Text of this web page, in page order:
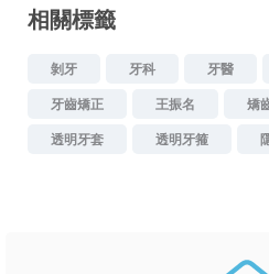
相關標籤
剝牙 牙科 牙醫
牙齒矯正 王振名 矯
透明牙套 透明牙箍